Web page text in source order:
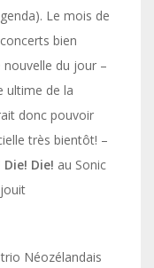
Le mois de
bien
du jour –
ultime de la
donc pouvoir
très bientôt! –
Die! Die! au Sonic
Néozélandais